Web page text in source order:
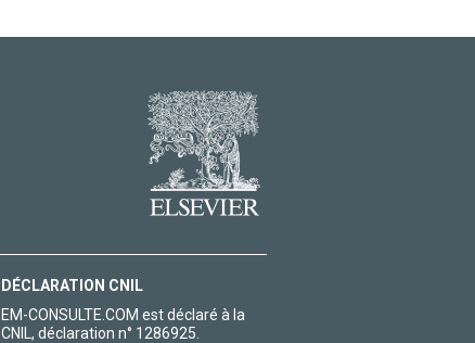
DÉCLARATION CNIL
EM-CONSULTE.COM est déclaré à la
CNIL, déclaration n° 1286925.